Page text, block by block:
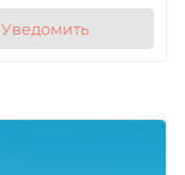
Уведомить